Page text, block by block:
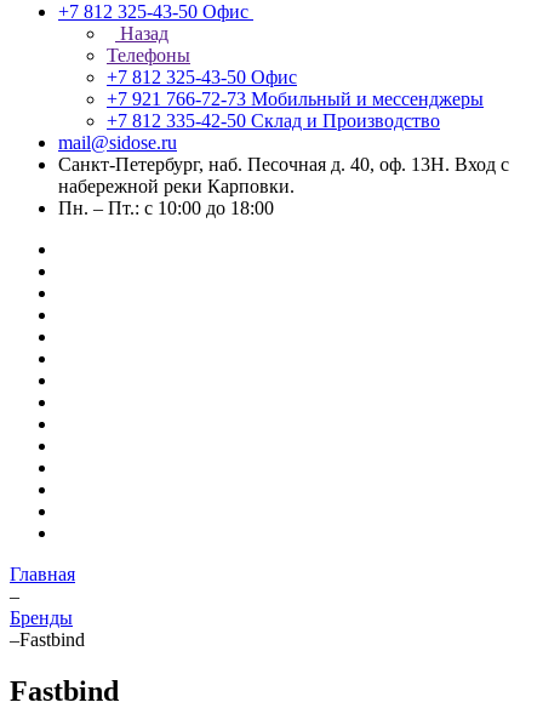
+7 812 325-43-50 Офис
Назад
Телефоны
+7 812 325-43-50 Офис
+7 921 766-72-73 Мобильный и мессенджеры
+7 812 335-42-50 Склад и Производство
mail@sidose.ru
Санкт-Петербург, наб. Песочная д. 40, оф. 13Н. Вход с
набережной реки Карповки.
Пн. – Пт.: с 10:00 до 18:00
Главная
–
Бренды
–Fastbind
Fastbind